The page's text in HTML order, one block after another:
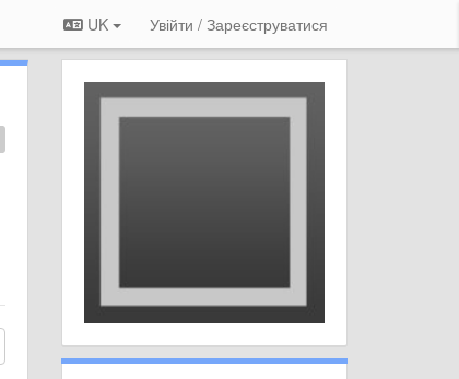
UK Увійти / Зареєструватися